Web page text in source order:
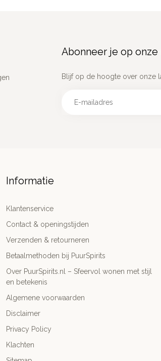
Abonneer je op
Blijf op de hoogte over onze
Informatie
Klantenservice
Contact & openingstijden
Verzenden & retourneren
Betaalmethoden bij PuurSpirits
Over PuurSpirits.nl – Sfeervol wonen met stijl
en betekenis
Algemene voorwaarden
Disclaimer
Privacy Policy
Klachten